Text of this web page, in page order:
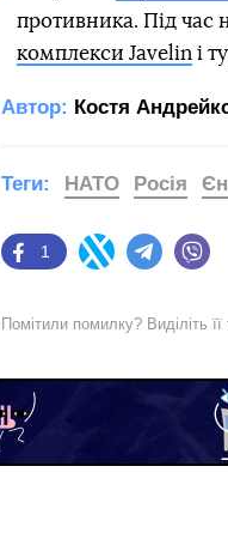
противника. Під час
комплекси Javelin і
Автор: Костя
Facebook
1
Twitter Telegram
Теги: НАТО Росія
Помітили помилку? Виділіть її